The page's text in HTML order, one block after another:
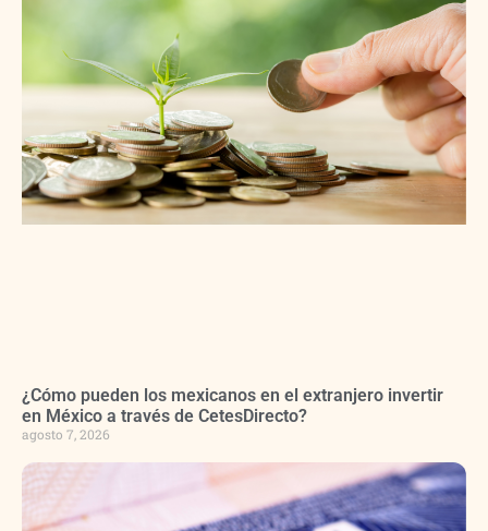
¿Cómo pueden los mexicanos en el extranjero invertir
en México a través de CetesDirecto?
agosto 7, 2026